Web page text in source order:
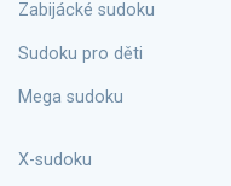
Zabijácké sudoku
Sudoku pro děti
Mega sudoku
X-sudoku